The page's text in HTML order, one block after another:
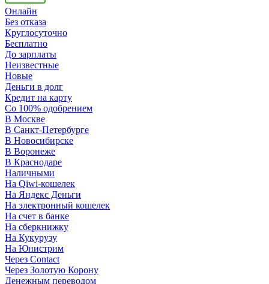
Онлайн
Без отказа
Круглосуточно
Бесплатно
До зарплаты
Неизвестные
Новые
Деньги в долг
Кредит на карту
Со 100% одобрением
В Москве
В Санкт-Петербурге
В Новосибирске
В Воронеже
В Краснодаре
Наличными
На Qiwi-кошелек
На Яндекс Деньги
На электронный кошелек
На счет в банке
На сберкнижку
На Кукурузу
На Юнистрим
Через Contact
Через Золотую Корону
Денежным переводом